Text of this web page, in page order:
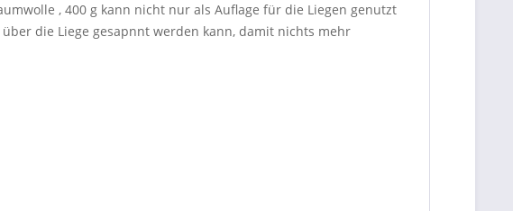
, 400 g kann nicht nur als Auflage für die Liegen genutzt
die Liege gesapnnt werden kann, damit nichts mehr